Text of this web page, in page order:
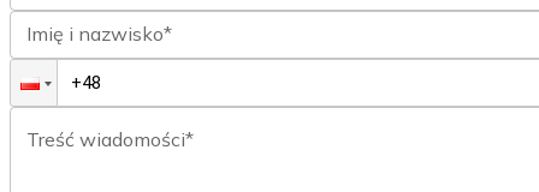
Imię i nazwisko*
Treść wiadomości*